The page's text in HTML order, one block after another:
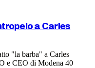
a Carles
"la barba" a Carles
e CEO di Modena 40